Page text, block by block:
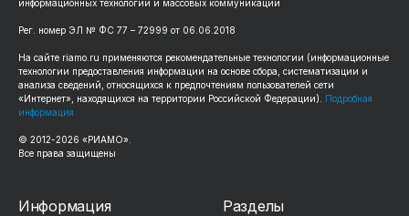
информационных технологий и массовых коммуникаций
Рег. номер ЭЛ № ФС 77 – 72999 от 06.06.2018
На сайте riamo.ru применяются рекомендательные технологии (информационные
технологии предоставления информации на основе сбора, систематизации и
анализа сведений, относящихся к предпочтениям пользователей сети
«Интернет», находящихся на территории Российской Федерации). Подробная
информация
© 2012-2026 «РИАМО».
Все права защищены
Информация Разделы